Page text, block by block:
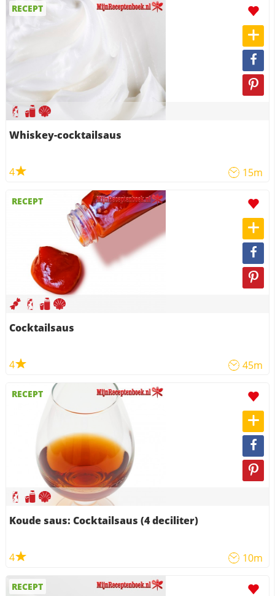
RECEPT
Whiskey-cocktailsaus
4 15m
RECEPT
Cocktailsaus
4 45m
RECEPT
Koude saus: Cocktailsaus (4 deciliter)
4 10m
RECEPT